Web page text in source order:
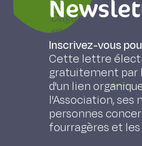
Daget-Bertoletti
espèces dans
niveaux,
Inscrivez-vous
Cette lettre
gratuitement par
d'un lien
l'Association,
personnes
fourragères et